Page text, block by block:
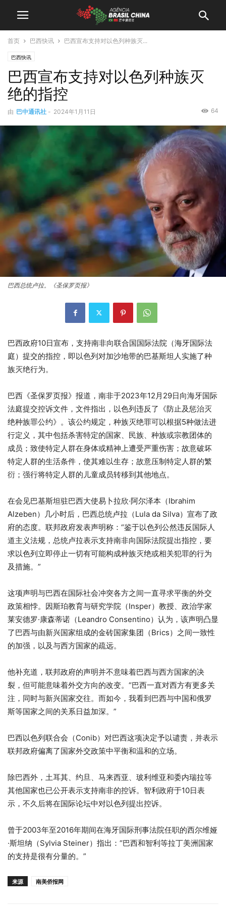
首页 巴西快讯 巴西宣布支持对以色列种族灭...
巴西快讯
巴西宣布支持对以色列种族灭
绝的指控
由 巴中通讯社 - 2024年1月11日 64
巴西总统卢拉。《圣保罗页报》
巴西政府10日宣布，支持南非向联合国国际法院（海牙国际法
庭）提交的指控，即以色列对加沙地带的巴基斯坦人实施了种
族灭绝行为。
巴西《圣保罗页报》报道，南非于2023年12月29日向海牙国际
法庭提交控诉文件，文件指出，以色列违反了《防止及惩治灭
绝种族罪公约》。该公约规定，种族灭绝罪可以根据5种做法进
行定义，其中包括杀害特定的国家、民族、种族或宗教团体的
成员；致使特定人群在身体或精神上遭受严重伤害；故意破坏
特定人群的生活条件，使其难以生存；故意压制特定人群的繁
衍；强行将特定人群的儿童成员转移到其他地点。
在会见巴基斯坦驻巴西大使易卜拉欣·阿尔泽本（Ibrahim
Alzeben）几小时后，巴西总统卢拉（Lula da Silva）宣布了政
府的态度。联邦政府发表声明称：“鉴于以色列公然违反国际人
道主义法规，总统卢拉表示支持南非向国际法院提出指控，要
求以色列立即停止一切有可能构成种族灭绝或相关犯罪的行为
及措施。”
这项声明与巴西在国际社会冲突各方之间一直寻求平衡的外交
政策相悖。因斯珀教育与研究学院（Insper）教授、政治学家
莱安德罗·康森蒂诺（Leandro Consentino）认为，该声明凸显
了巴西与由新兴国家组成的金砖国家集团（Brics）之间一致性
的加强，以及与西方国家的疏远。
他补充道，联邦政府的声明并不意味着巴西与西方国家的决
裂，但可能意味着外交方向的改变。“巴西一直对西方有更多关
注，同时与新兴国家交往。而如今，我看到巴西与中国和俄罗
斯等国家之间的关系日益加深。”
巴西以色列联合会（Conib）对巴西这项决定予以谴责，并表示
联邦政府偏离了国家外交政策中平衡和温和的立场。
除巴西外，土耳其、约旦、马来西亚、玻利维亚和委内瑞拉等
其他国家也已公开表示支持南非的控诉。智利政府于10日表
示，不久后将在国际论坛中对以色列提出控诉。
曾于2003年至2016年期间在海牙国际刑事法院任职的西尔维娅
·斯坦纳（Sylvia Steiner）指出：“巴西和智利等拉丁美洲国家
的支持是很有分量的。”
来源 南美侨报网